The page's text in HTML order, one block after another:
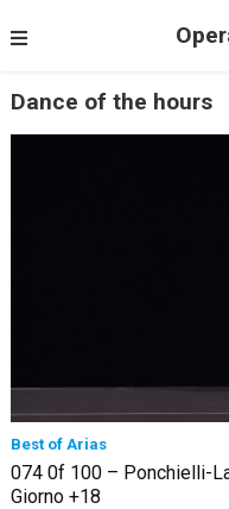
Dance of the hours
Best of Arias
074 0f 100 – Ponchielli-
Giorno +18